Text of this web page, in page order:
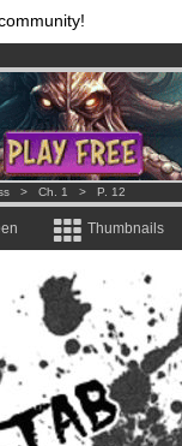
& mangas!.
per month !Get membership
> Ch. 1 > P. 12
Thumbnails